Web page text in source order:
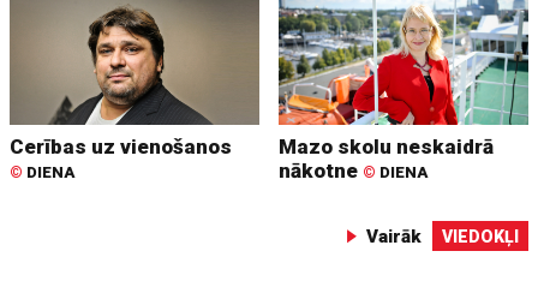
Cerības uz vienošanos
© DIENA
Mazo skolu neskaidrā
nākotne © DIENA
Vairāk VIEDOKĻI